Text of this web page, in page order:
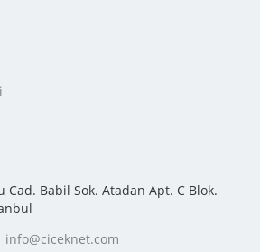
Cad. Babil Sok. Atadan Apt. C Blok.
info@ciceknet.com